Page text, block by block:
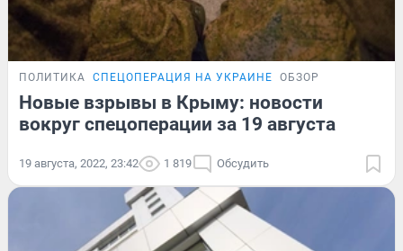
ПОЛИТИКА СПЕЦОПЕРАЦИЯ НА УКРАИНЕ ОБЗОР
Новые взрывы в Крыму: новости
вокруг спецоперации за 19 августа
19 августа, 2022, 23:42 1 819 Обсудить